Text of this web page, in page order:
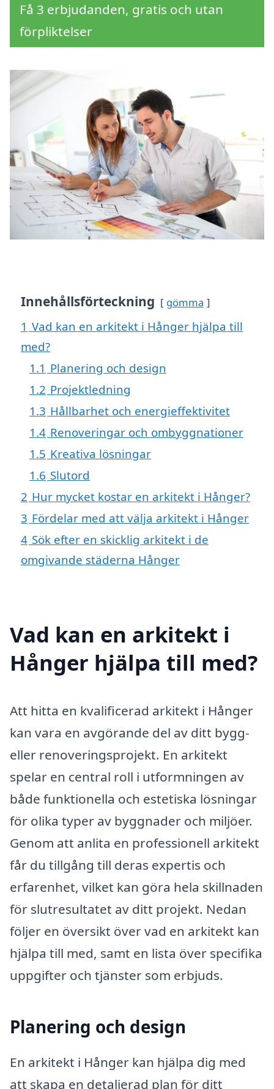
Få 3 erbjudanden, gratis och utan
förpliktelser
Innehållsförteckning gömma
1 Vad kan en arkitekt i Hånger hjälpa till
med?
1.1 Planering och design
1.2 Projektledning
1.3 Hållbarhet och energieffektivitet
1.4 Renoveringar och ombyggnationer
1.5 Kreativa lösningar
1.6 Slutord
2 Hur mycket kostar en arkitekt i Hånger?
3 Fördelar med att välja arkitekt i Hånger
4 Sök efter en skicklig arkitekt i de
omgivande städerna Hånger
Vad kan en arkitekt i
Hånger hjälpa till med?
Att hitta en kvalificerad arkitekt i Hånger
kan vara en avgörande del av ditt bygg-
eller renoveringsprojekt. En arkitekt
spelar en central roll i utformningen av
både funktionella och estetiska lösningar
för olika typer av byggnader och miljöer.
Genom att anlita en professionell arkitekt
får du tillgång till deras expertis och
erfarenhet, vilket kan göra hela skillnaden
för slutresultatet av ditt projekt. Nedan
följer en översikt över vad en arkitekt kan
hjälpa till med, samt en lista över specifika
uppgifter och tjänster som erbjuds.
Planering och design
En arkitekt i Hånger kan hjälpa dig med
att skapa en detaljerad plan för ditt